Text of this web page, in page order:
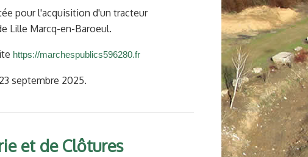
pour l'acquisition d'un tracteur
Lille Marcq-en-Baroeul.
https://marchespublics596280.fr
septembre 2025.
et de Clôtures